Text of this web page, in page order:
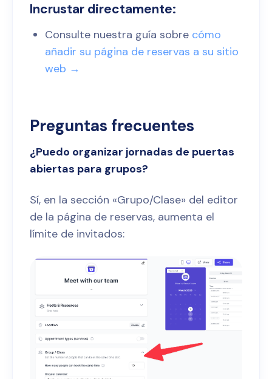
Incrustar directamente:
Consulte nuestra guía sobre cómo
añadir su página de reservas a su sitio
web →
Preguntas frecuentes
¿Puedo organizar jornadas de puertas
abiertas para grupos?
Sí, en la sección «Grupo/Clase» del editor
de la página de reservas, aumenta el
límite de invitados: